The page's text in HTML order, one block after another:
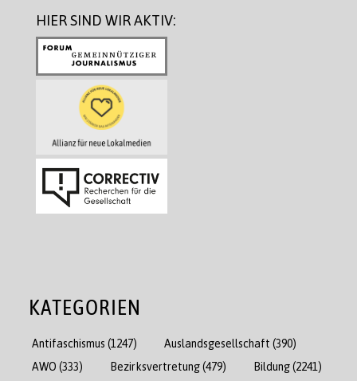
HIER SIND WIR AKTIV:
KATEGORIEN
Antifaschismus (1247) Auslandsgesellschaft (390)
AWO (333) Bezirksvertretung(479) Bildung(2241)